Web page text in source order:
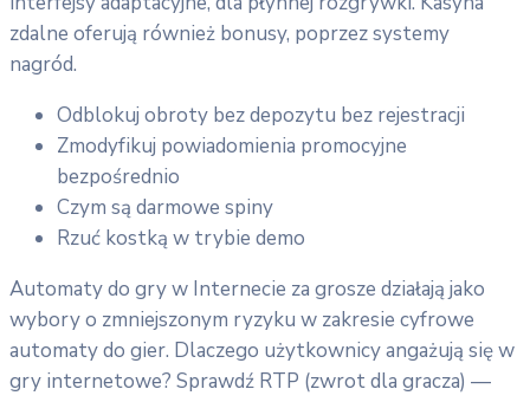
zdalne oferują również bonusy, poprzez systemy
nagród.
Odblokuj obroty bez depozytu bez rejestracji
Zmodyfikuj powiadomienia promocyjne
bezpośrednio
Czym są darmowe spiny
Rzuć kostką w trybie demo
Automaty do gry w Internecie za grosze działają jako
wybory o zmniejszonym ryzyku w zakresie cyfrowe
automaty do gier. Dlaczego użytkownicy angażują się w
gry internetowe? Sprawdź RTP (zwrot dla gracza) —